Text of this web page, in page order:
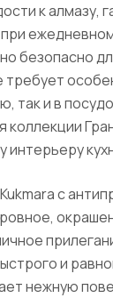
к алмазу,
безопасно
требует
так и в
интерьеру
с
и
нежную